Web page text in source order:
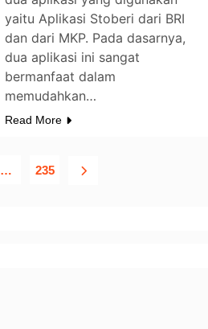
yaitu Aplikasi Stoberi dari BRI
dan dari MKP. Pada dasarnya,
dua aplikasi ini sangat
bermanfaat dalam
memudahkan…
Read More
… 235